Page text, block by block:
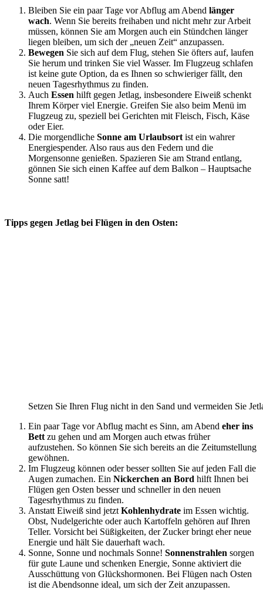
Bleiben Sie ein paar Tage vor Abflug am Abend länger
wach. Wenn Sie bereits freihaben und nicht mehr zur Arbeit
müssen, können Sie am Morgen auch ein Stündchen länger
liegen bleiben, um sich der „neuen Zeit“ anzupassen.
Bewegen Sie sich auf dem Flug, stehen Sie öfters auf, laufen
Sie herum und trinken Sie viel Wasser. Im Flugzeug schlafen
ist keine gute Option, da es Ihnen so schwieriger fällt, den
neuen Tagesrhythmus zu finden.
Auch Essen hilft gegen Jetlag, insbesondere Eiweiß schenkt
Ihrem Körper viel Energie. Greifen Sie also beim Menü im
Flugzeug zu, speziell bei Gerichten mit Fleisch, Fisch, Käse
oder Eier.
Die morgendliche Sonne am Urlaubsort ist ein wahrer
Energiespender. Also raus aus den Federn und die
Morgensonne genießen. Spazieren Sie am Strand entlang,
gönnen Sie sich einen Kaffee auf dem Balkon – Hauptsache
Sonne satt!
Tipps gegen Jetlag bei Flügen in den Osten:
Setzen Sie Ihren Flug nicht in den Sand und vermeiden Sie
Ein paar Tage vor Abflug macht es Sinn, am Abend eher ins
Bett zu gehen und am Morgen auch etwas früher
aufzustehen. So können Sie sich bereits an die Zeitumstellung
gewöhnen.
Im Flugzeug können oder besser sollten Sie auf jeden Fall die
Augen zumachen. Ein Nickerchen an Bord hilft Ihnen bei
Flügen gen Osten besser und schneller in den neuen
Tagesrhythmus zu finden.
Anstatt Eiweiß sind jetzt Kohlenhydrate im Essen wichtig.
Obst, Nudelgerichte oder auch Kartoffeln gehören auf Ihren
Teller. Vorsicht bei Süßigkeiten, der Zucker bringt eher neue
Energie und hält Sie dauerhaft wach.
Sonne, Sonne und nochmals Sonne! Sonnenstrahlen sorgen
für gute Laune und schenken Energie, Sonne aktiviert die
Ausschüttung von Glückshormonen. Bei Flügen nach Osten
ist die Abendsonne ideal, um sich der Zeit anzupassen.